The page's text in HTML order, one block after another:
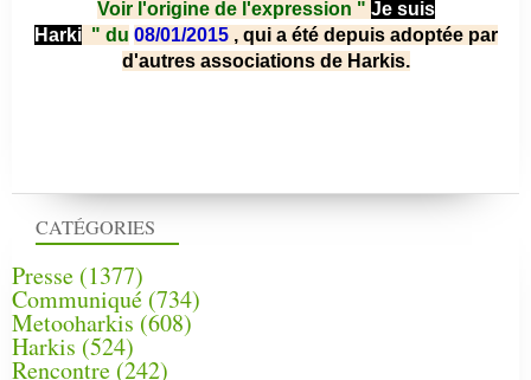
CATÉGORIES
Presse (1377)
Communiqué (734)
Metooharkis (608)
Harkis (524)
Rencontre (242)
Voir l'origine de l'expression " Je suis
Harki " du 08/01/2015 , qui a été depuis adoptée par
d'autres associations de Harkis.